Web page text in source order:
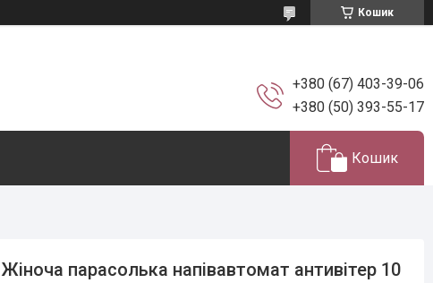
Кошик
+380 (67) 403-39-06
+380 (50) 393-55-17
Кошик
Жіноча парасолька напівавтомат антивітер 10